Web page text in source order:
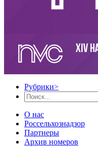
Рубрики>
О нас
Россельхознадзор
Партнеры
Архив номеров